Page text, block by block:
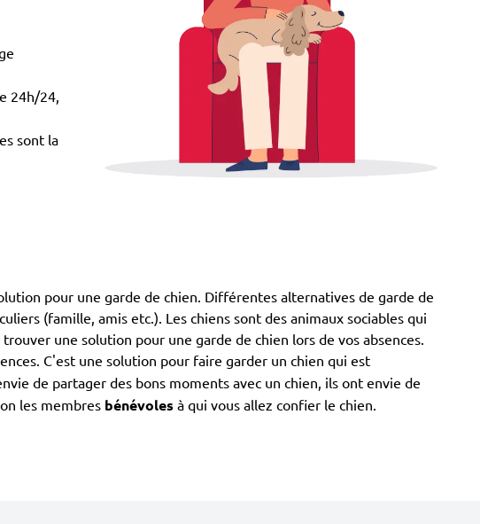
24h/24,
sont la
pour une garde de chien. Différentes alternatives de garde de
(famille, amis etc.). Les chiens sont des animaux sociables qui
une solution pour une garde de chien lors de vos absences.
C'est une solution pour faire garder un chien qui est
de partager des bons moments avec un chien, ils ont envie de
les membres bénévoles à qui vous allez confier le chien.